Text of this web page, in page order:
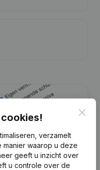
verzamelt
waarop u deze
geeft u inzicht over
u controle over de